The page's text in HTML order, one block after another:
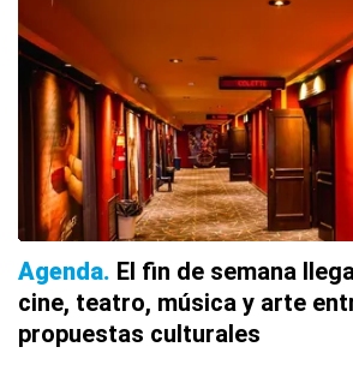
Agenda El fin de semana
cine, teatro, música y arte
propuestas culturales